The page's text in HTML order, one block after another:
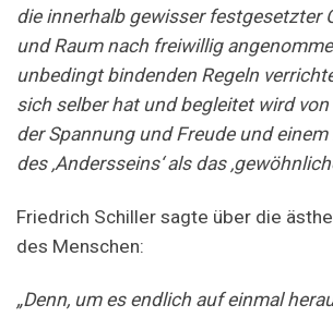
die innerhalb gewisser festgesetzter
und Raum nach freiwillig
unbedingt bindenden Regeln
sich selber hat und begleitet wird
der Spannung und Freude und
des ‚Andersseins‘ als das
Friedrich Schiller sagte über die
des Menschen:
„Denn, um es endlich auf einmal